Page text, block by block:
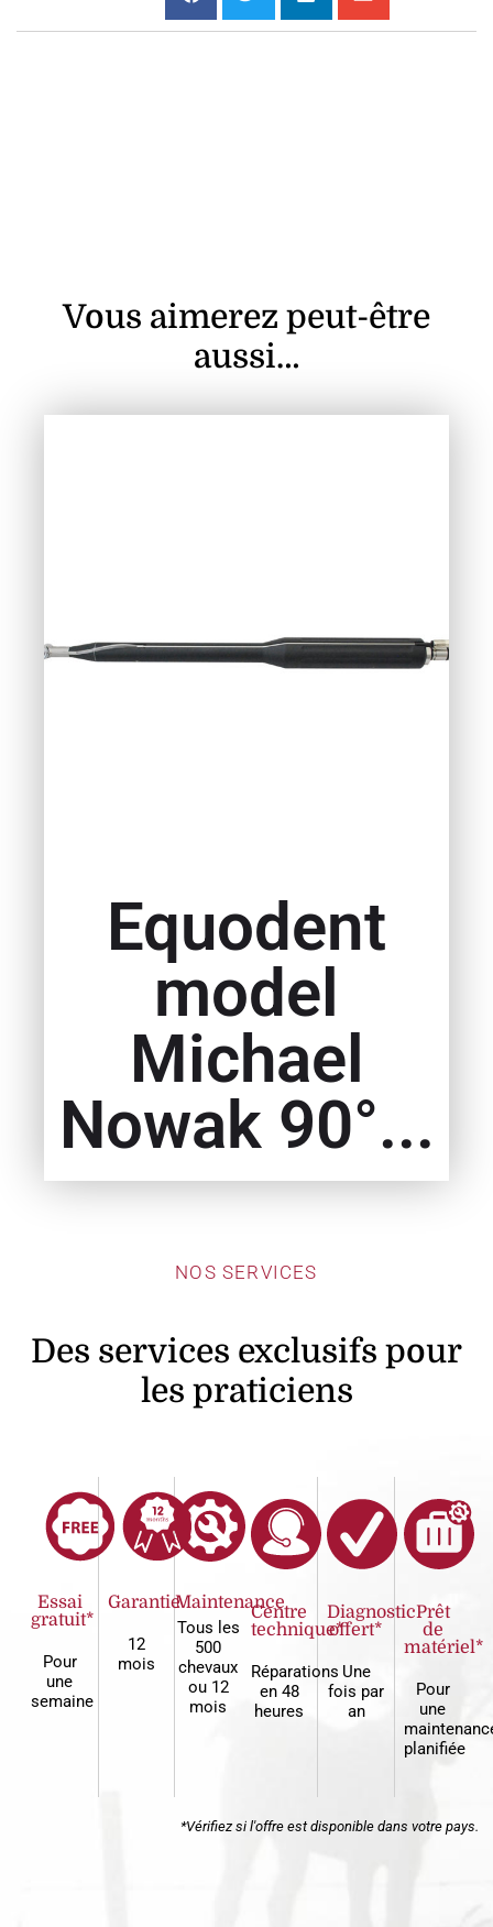
Vous aimerez peut-être
aussi…
Equodent
model
Michael
Nowak 90°...
NOS SERVICES
Des services exclusifs pour
les praticiens
Essai
gratuit*
Pour
une
semaine
Garantie
12
mois
Maintenance
Tous les
500
chevaux
ou 12
mois
Centre
technique*
Réparations
en 48
heures
Diagnostic
offert*
Une
fois par
an
Prêt
de
matériel*
Pour
une
planifiée
*Vérifiez si l'offre est disponible dans votre pays.